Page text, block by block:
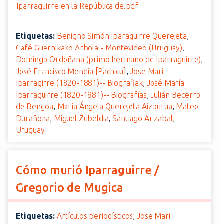
Etiquetas: Benigno Simón Iparaguirre Querejeta,
Café Guernikako Arbola - Montevideo (Uruguay),
Domingo Ordoñana (primo hermano de Iparraguirre),
José Francisco Mendía [Pachicu] , Jose Mari
Iparragirre (1820-1881)-- Biografiak, José María
Iparraguirre (1820-1881)-- Biografías, Julián Becerro
de Bengoa, María Ángela Querejeta Aizpurua, Mateo
Durañona, Miguel Zubeldia, Santiago Arizabal,
Uruguay
Cómo murió Iparraguirre /
Gregorio de Mugica
Etiquetas: Artículos periodísticos, Jose Mari